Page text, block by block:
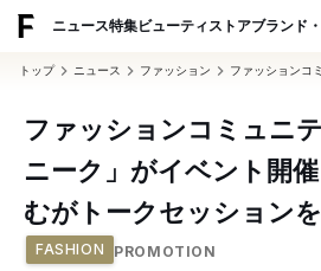
ニュース特集ビューティ ストアブランド
トップ ニュース ファッション ファッションコ
ファッションコミュニ
ニーク」がイベント開
むがトークセッション
FASHION PROMOTION